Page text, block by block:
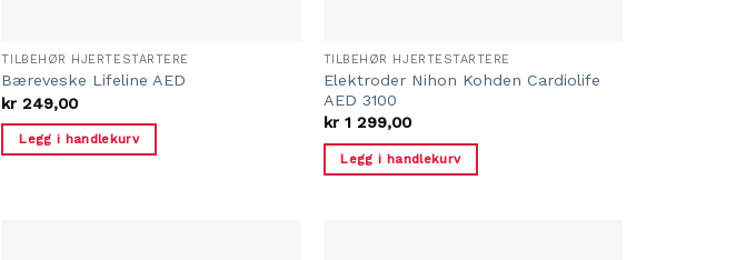
TILBEHØR HJERTESTARTERE
Bæreveske Lifeline AED
kr 249,00
Legg i handlekurv
TILBEHØR HJERTESTARTERE
Elektroder Nihon Kohden Cardiolife
AED 3100
kr1 299,00
Legg i handlekurv